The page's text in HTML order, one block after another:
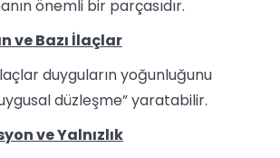
önemli bir parçasıdır.
ve Bazı İlaçlar
duyguların yoğunluğunu
düzleşme” yaratabilir.
ve Yalnızlık